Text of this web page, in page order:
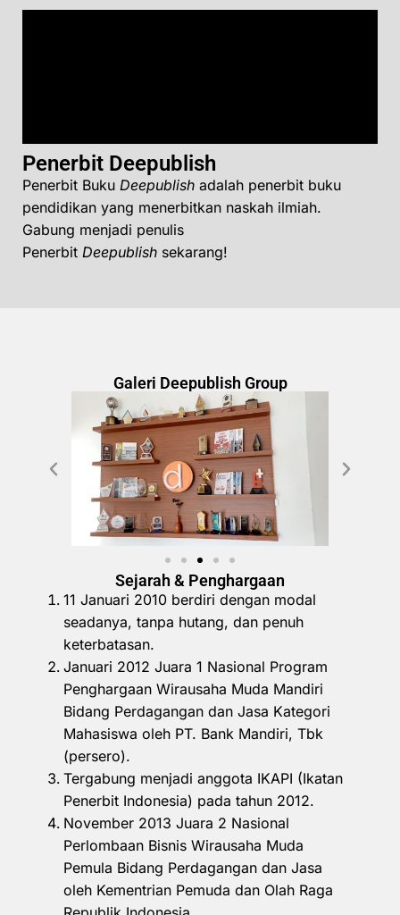
Penerbit Deepublish
Penerbit Buku Deepublish adalah penerbit buku
pendidikan yang menerbitkan naskah ilmiah.
Gabung menjadi penulis
Penerbit Deepublish sekarang!
Galeri Deepublish Group
Sejarah & Penghargaan
11 Januari 2010 berdiri dengan modal
seadanya, tanpa hutang, dan penuh
keterbatasan.
Januari 2012 Juara 1 Nasional Program
Penghargaan Wirausaha Muda Mandiri
Bidang Perdagangan dan Jasa Kategori
Mahasiswa oleh PT. Bank Mandiri, Tbk
(persero).
Tergabung menjadi anggota IKAPI (Ikatan
Penerbit Indonesia) pada tahun 2012.
November 2013 Juara 2 Nasional
Perlombaan Bisnis Wirausaha Muda
Pemula Bidang Perdagangan dan Jasa
oleh Kementrian Pemuda dan Olah Raga